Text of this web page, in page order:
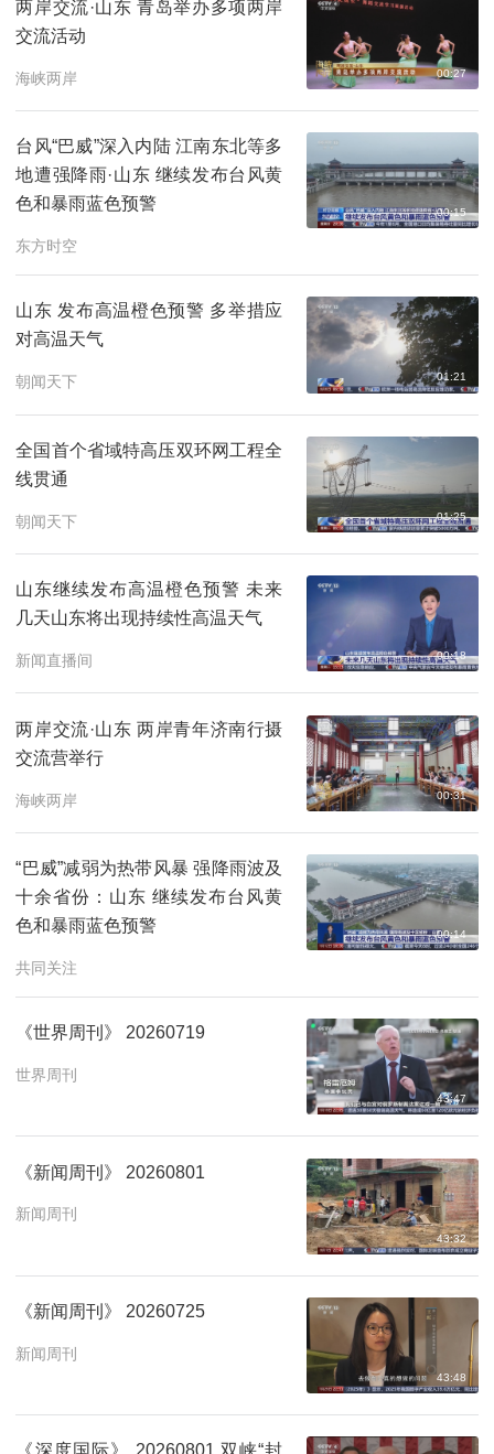
两岸交流·山东 青岛举办多项两岸
交流活动
海峡两岸 00:27
台风“巴威”深入内陆 江南东北等多
地遭强降雨·山东 继续发布台风黄
色和暴雨蓝色预警
东方时空
00:15
山东 发布高温橙色预警 多举措应
对高温天气
朝闻天下 01:21
全国首个省域特高压双环网工程全
线贯通
朝闻天下 01:25
山东继续发布高温橙色预警 未来
几天山东将出现持续性高温天气
新闻直播间 00:18
两岸交流·山东 两岸青年济南行摄
交流营举行
海峡两岸 00:31
“巴威”减弱为热带风暴 强降雨波及
十余省份：山东 继续发布台风黄
色和暴雨蓝色预警
共同关注
00:14
《世界周刊》 20260719
世界周刊
43:47
《新闻周刊》 20260801
新闻周刊
43:32
《新闻周刊》 20260725
新闻周刊
43:48